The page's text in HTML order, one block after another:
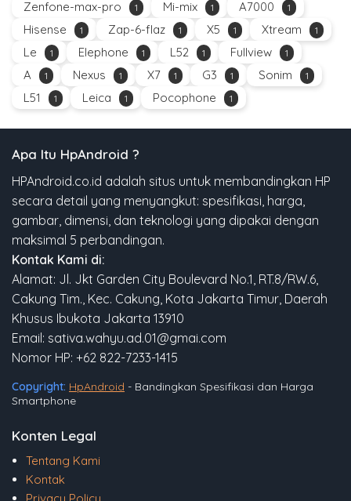
Zenfone-max-pro 1 Mi-mix 1 A7000 1
Hisense 1 Zap-6-flaz 1 X5 1 Xtream 1
Le 1 Elephone 1 L52 1 Fullview 1
A 1 Nexus 1 X7 1 G3 1 Sonim 1
L51 1 Leica 1 Pocophone 1
Apa Itu HpAndroid ?
HPAndroid.co.id adalah situs untuk membandingkan HP
secara detail yang menyangkut: spesifikasi, harga,
gambar, dimensi, dan teknologi yang dipakai dengan
maksimal 5 perbandingan.
Kontak Kami di:
Alamat: Jl. Jkt Garden City Boulevard No.1, RT.8/RW.6,
Cakung Tim., Kec. Cakung, Kota Jakarta Timur, Daerah
Khusus Ibukota Jakarta 13910
Email: sativa.wahyu.ad.01@gmai.com
Nomor HP: +62 822-7233-1415
Copyright: HpAndroid - Bandingkan Spesifikasi dan Harga
Smartphone
Konten Legal
Tentang Kami
Kontak